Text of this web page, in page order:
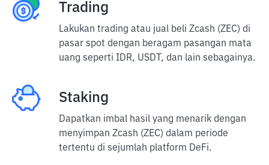
Trading
Lakukan trading atau jual beli Zcash (ZEC) di
pasar spot dengan beragam pasangan mata
uang seperti IDR, USDT, dan lain sebagainya.
Staking
Dapatkan imbal hasil yang menarik dengan
menyimpan Zcash (ZEC) dalam periode
tertentu di sejumlah platform DeFi.